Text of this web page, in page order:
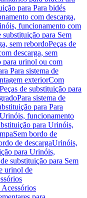
para Para bidés
com descarga,
funcionamento com
substituição para Sem
sem rebordoPeças de
descarga, sem
para urinol ou com
Para sistema de
exteriorCom
Peças de substituição para
Para sistema de
para Para
Urinóis, funcionamento
para Urinóis,
Sem bordo de
de descargaUrinóis,
para Urinóis,
substituição para Sem
urinol de
Acessórios